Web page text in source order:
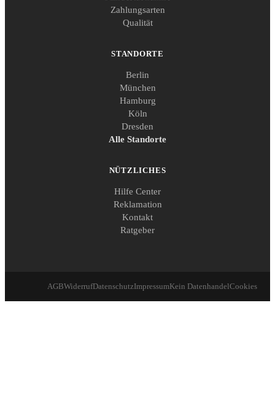
Zahlungsarten
Qualität
STANDORTE
Berlin
München
Hamburg
Köln
Dresden
Alle Standorte
NÜTZLICHES
Hilfe Center
Reklamation
Kontakt
Ratgeber
AGBWiderrufDatenschutzImpressumKein DatenhandelCookies